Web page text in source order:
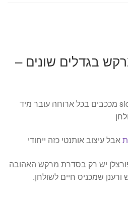
בגדלים שונים –
סלט מתבל רוטב או side dish מככבים בכל ארוחה עובר מיד
אבל עיצוב אותנטי כזה ייחודי
יש רק בסדרת מרקש האהובה
שמכניס חיים לשולחן.